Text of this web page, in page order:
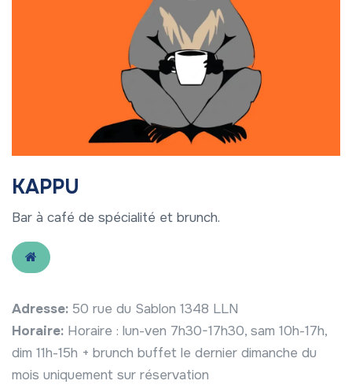
KAPPU
Bar à café de spécialité et brunch.
Adresse: 50 rue du Sablon 1348 LLN
Horaire: Horaire : lun-ven 7h30-17h30, sam 10h-17h,
dim 11h-15h + brunch buffet le dernier dimanche du
mois uniquement sur réservation